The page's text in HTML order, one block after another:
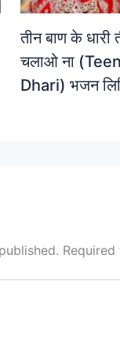
तीन बाण के धारी
चलाओ ना
Dhari) भजन